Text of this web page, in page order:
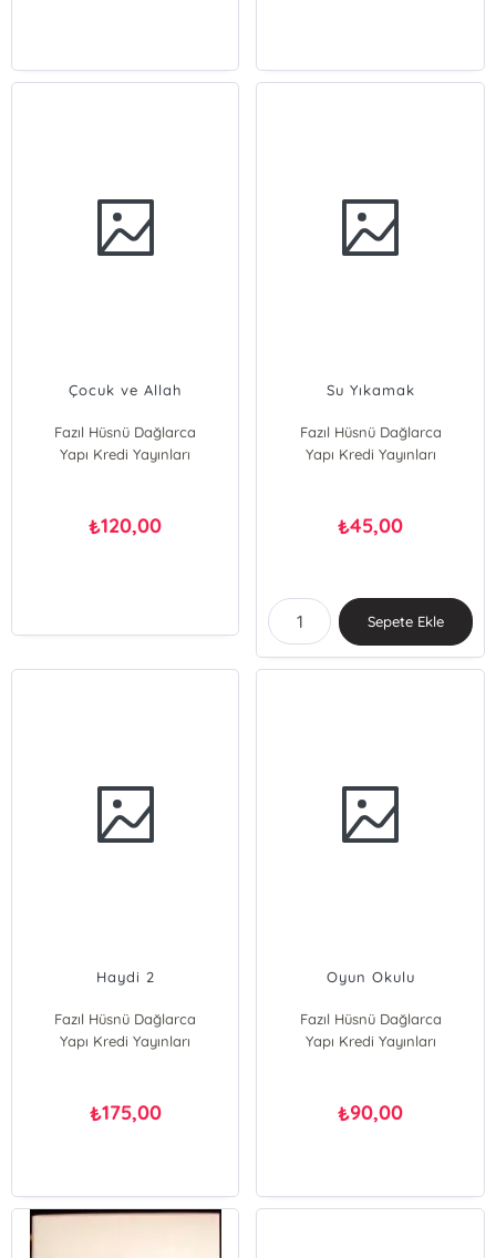
Çocuk ve Allah
Fazıl Hüsnü Dağlarca
Yapı Kredi Yayınları
₺120,00
Su Yıkamak
Fazıl Hüsnü Dağlarca
Yapı Kredi Yayınları
₺45,00
Sepete Ekle
Haydi 2
Fazıl Hüsnü Dağlarca
Yapı Kredi Yayınları
₺175,00
Oyun Okulu
Fazıl Hüsnü Dağlarca
Yapı Kredi Yayınları
₺90,00